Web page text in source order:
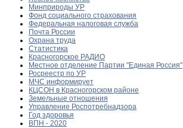
Минприроды УР
Фонд социального страхования
Федеральная налоговая служба
Почта России
Охрана труда
Статистика
Красногорское РАДИО
Местное отделение Партии "Единая Россия"
Росреестр по УР
МЧС информирует
КЦСОН в Красногорском районе
Земельные отношения
Управление Роспотребнадзора
Год здоровья
ВПН - 2020